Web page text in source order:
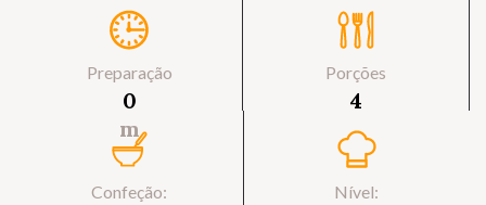
Preparação
0
m
Porções
4
Confeção: Nível: